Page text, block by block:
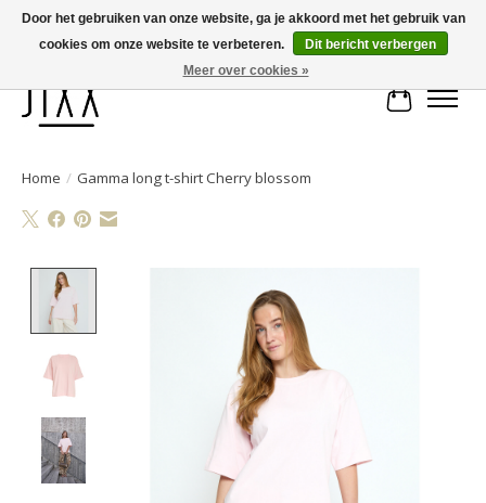
Voor 14.00 uur besteld, vandaag verstuurd | Gratis verzending vanaf € 75
Home / Gamma long t-shirt Cherry blossom
Door het gebruiken van onze website, ga je akkoord met het gebruik van
cookies om onze website te verbeteren.
Dit bericht verbergen
Meer over cookies »